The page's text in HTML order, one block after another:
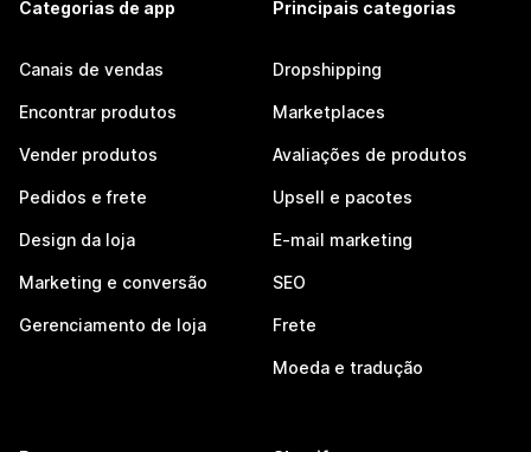
Categorias de app
Canais de vendas
Encontrar produtos
Vender produtos
Pedidos e frete
Design da loja
Marketing e conversão
Gerenciamento de loja
Principais categorias
Dropshipping
Marketplaces
Avaliações de produtos
Upsell e pacotes
E-mail marketing
SEO
Frete
Moeda e tradução